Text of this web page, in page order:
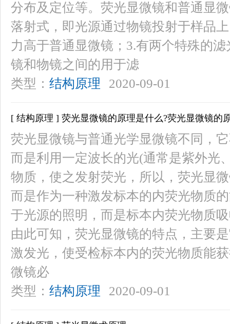
分布及定位等。荧光显微镜和普通显
落射式，即光源通过物镜投射于样品
力高于普通显微镜；3.有两个特殊的
镜和物镜之间的用于滤
类型： 结构原理 2020-09-01
[ 结构原理 ] 荧光显微镜的原理是什么?荧光显微镜的
荧光显微镜与普通光学显微镜不同，
而是利用一定波长的光(通常是紫外光
物质，使之发射荧光，所以，荧光显
而是作为一种激发标本的内荧光物质
于光源的照明，而是标本内荧光物质
由此可知，荧光显微镜的特点，主要
激发光，使受检标本内的荧光物质能
微镜必
类型： 结构原理 2020-09-01